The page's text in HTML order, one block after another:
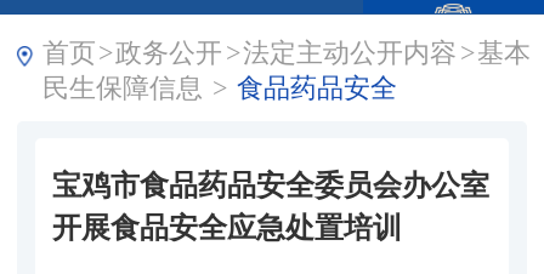
首页>政务公开 >法定主动公开内容 >基本
民生保障信息 > 食品药品安全
宝鸡市食品药品安全委员会办公室
开展食品安全应急处置培训